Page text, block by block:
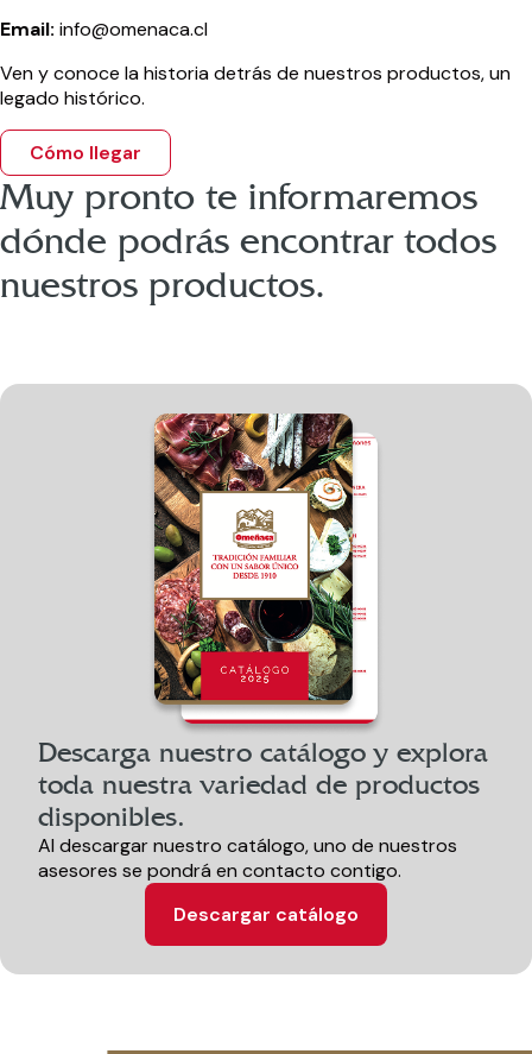
Email: info@omenaca.cl
Ven y conoce la historia detrás de nuestros productos, un
legado histórico.
Cómo llegar
Muy pronto te informaremos
dónde podrás encontrar todos
nuestros productos.
Descarga nuestro catálogo y explora
toda nuestra variedad de productos
disponibles.
Al descargar nuestro catálogo, uno de nuestros
asesores se pondrá en contacto contigo.
Descargar catálogo